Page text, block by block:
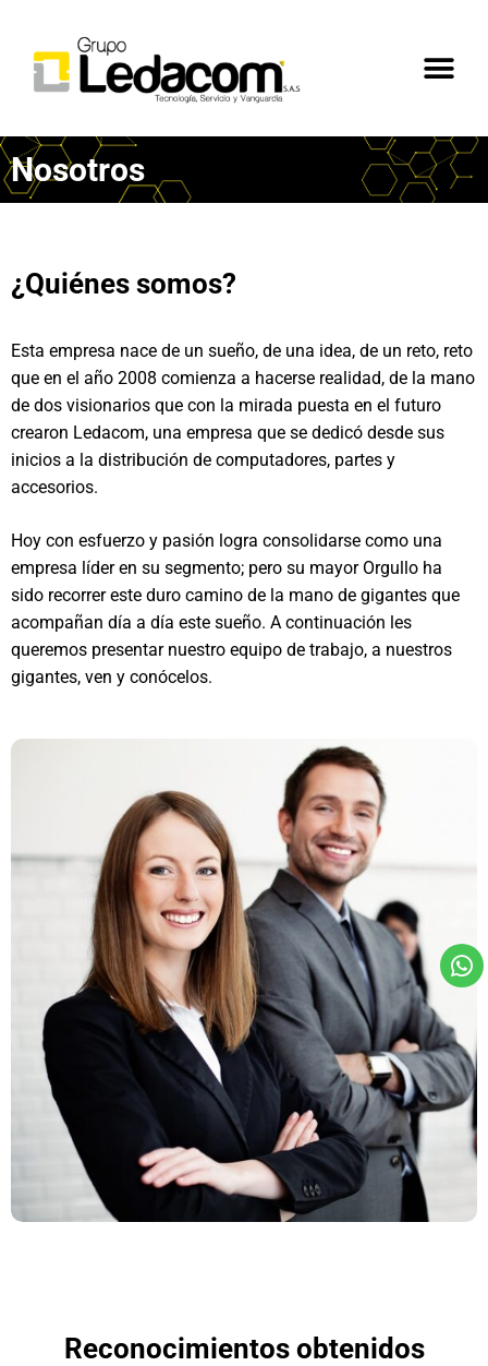
Nosotros
¿Quiénes somos?
Esta empresa nace de un sueño, de una idea, de un reto, reto
que en el año 2008 comienza a hacerse realidad, de la mano
de dos visionarios que con la mirada puesta en el futuro
crearon Ledacom, una empresa que se dedicó desde sus
inicios a la distribución de computadores, partes y
accesorios.
Hoy con esfuerzo y pasión logra consolidarse como una
empresa líder en su segmento; pero su mayor Orgullo ha
sido recorrer este duro camino de la mano de gigantes que
acompañan día a día este sueño. A continuación les
queremos presentar nuestro equipo de trabajo, a nuestros
gigantes, ven y conócelos.
Reconocimientos obtenidos